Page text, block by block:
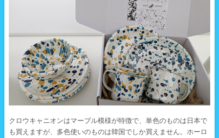
クロウキャニオンはマーブル模様が特徴で、単色のものは日本で
も買えますが、多色使いのものは韓国でしか買えません。ホーロ